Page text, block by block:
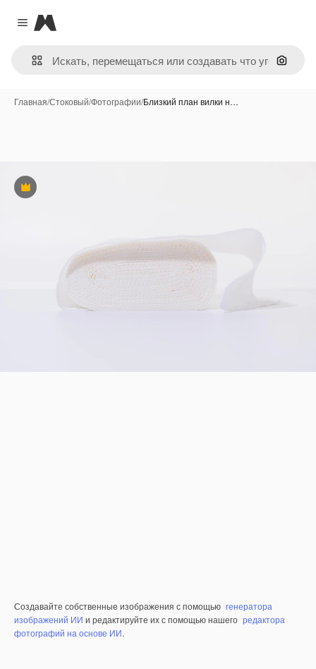
Close menu
Magnific
Поиск
Главная/Стоковый/Фотографии/Близкий план вилки н…
Премиум
Создавайте собственные изображения с помощью генератора
изображений ИИ и редактируйте их с помощью нашего редактора
фотографий на основе ИИ.